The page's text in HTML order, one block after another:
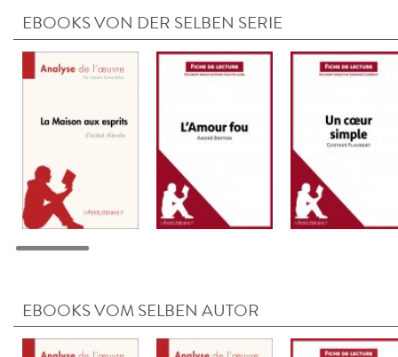
EBOOKS VON DER SELBEN SERIE
EBOOKS VOM SELBEN AUTOR